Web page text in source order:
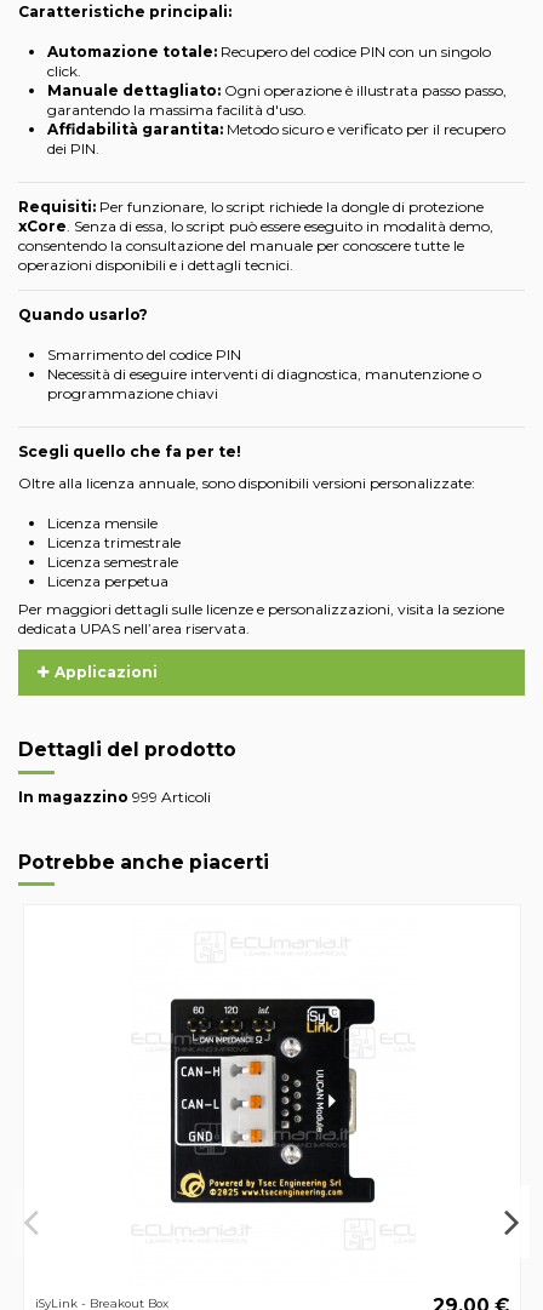
Caratteristiche principali:
Automazione totale: Recupero del codice PIN con un singolo
click.
Manuale dettagliato: Ogni operazione è illustrata passo passo,
garantendo la massima facilità d'uso.
Affidabilità garantita: Metodo sicuro e verificato per il recupero
dei PIN.
Requisiti: Per funzionare, lo script richiede la dongle di protezione
xCore. Senza di essa, lo script può essere eseguito in modalità demo,
consentendo la consultazione del manuale per conoscere tutte le
operazioni disponibili e i dettagli tecnici.
Quando usarlo?
Smarrimento del codice PIN
Necessità di eseguire interventi di diagnostica, manutenzione o
programmazione chiavi
Scegli quello che fa per te!
Oltre alla licenza annuale, sono disponibili versioni personalizzate:
Licenza mensile
Licenza trimestrale
Licenza semestrale
Licenza perpetua
Per maggiori dettagli sulle licenze e personalizzazioni, visita la sezione
dedicata UPAS nell’area riservata.
Applicazioni
Dettagli del prodotto
In magazzino 999 Articoli
Potrebbe anche piacerti
iSyLink - Breakout Box